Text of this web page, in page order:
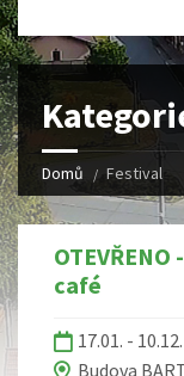
Domů Festival
café
17.01. - 10.12.
Budova